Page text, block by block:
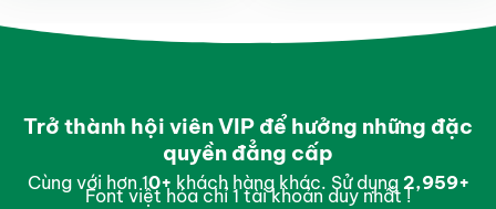
Trở thành hội viên VIP để hưởng những đặc
quyền đẳng cấp
Cùng với hơn 10+ khách hàng khác. Sử dụng 2,997+
Font việt hóa chỉ 1 tài khoản duy nhất !